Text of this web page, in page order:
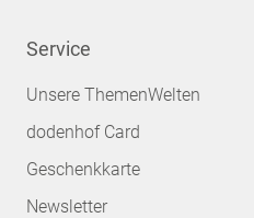
Service
Unsere ThemenWelten
dodenhof Card
Geschenkkarte
Newsletter